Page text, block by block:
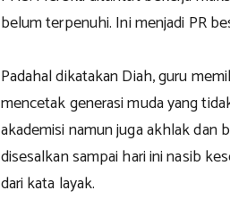
belum terpenuhi. Ini menjadi PR
Padahal dikatakan Diah, guru
mencetak generasi muda yang
akademisi namun juga akhlak dan
disesalkan sampai hari ini nasib
dari kata layak.